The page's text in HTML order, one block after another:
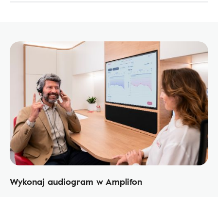
Wykonaj audiogram w Amplifon